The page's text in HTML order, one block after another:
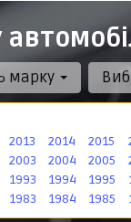
2013 2014 2015
2003 2004 2005
1993 1994 1995
1983 1984 1985
марку